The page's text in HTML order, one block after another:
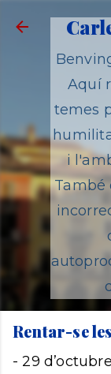
Aquí
temes
i
També
Rentar-se
-29 d’octubre